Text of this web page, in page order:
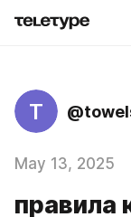
T
May 13, 2025
правила